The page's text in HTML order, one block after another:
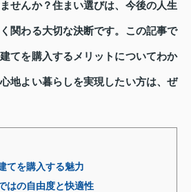
せんか？住まい選びは、今後の人生
関わる大切な決断です。この記事で
てを購入するメリットについてわか
地よい暮らしを実現したい方は、ぜ
てを購入する魅力
はの自由度と快適性